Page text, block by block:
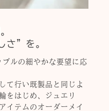
さ”を。
ルの細やかな要望に応
て行い既製品と同じよ
をはじめ、ジュエリ
イテムのオーダーメイ